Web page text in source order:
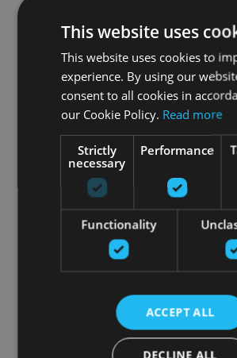
This website uses
This website uses cookies to
experience. By using our
consent to all cookies in
our Cookie Policy. Read more
Strictly
necessary
Performance
Functionality
ACCEPT ALL
DECLINE ALL